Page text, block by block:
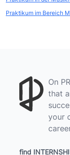
On
that
your
find